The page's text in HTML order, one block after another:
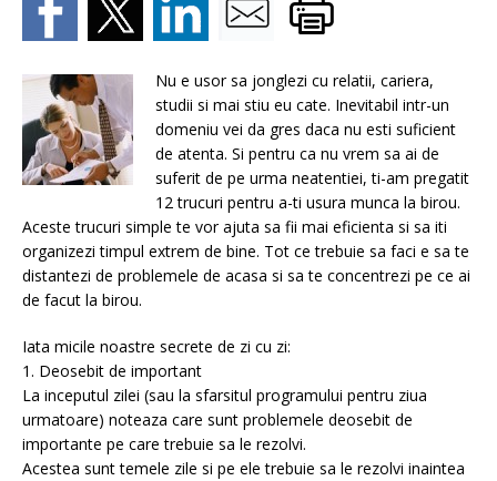
Nu e usor sa jonglezi cu relatii, cariera,
studii si mai stiu eu cate. Inevitabil intr-un
domeniu vei da gres daca nu esti suficient
de atenta. Si pentru ca nu vrem sa ai de
suferit de pe urma neatentiei, ti-am pregatit
12 trucuri pentru a-ti usura munca la birou.
Aceste trucuri simple te vor ajuta sa fii mai eficienta si sa iti
organizezi timpul extrem de bine. Tot ce trebuie sa faci e sa te
distantezi de problemele de acasa si sa te concentrezi pe ce ai
de facut la birou.
Iata micile noastre secrete de zi cu zi:
1. Deosebit de important
La inceputul zilei (sau la sfarsitul programului pentru ziua
urmatoare) noteaza care sunt problemele deosebit de
importante pe care trebuie sa le rezolvi.
Acestea sunt temele zile si pe ele trebuie sa le rezolvi inaintea